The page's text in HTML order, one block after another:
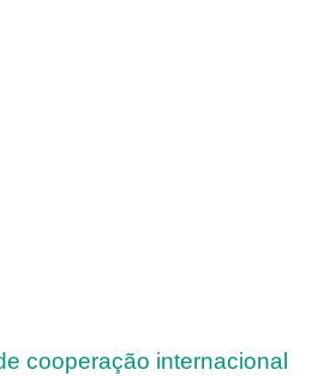
cooperação internacional